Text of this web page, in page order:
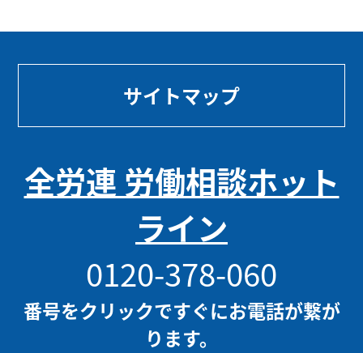
サイトマップ
全労連 労働相談ホット
ライン
0120-378-060
番号をクリックですぐにお電話が繋が
ります。